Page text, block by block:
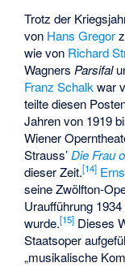
Trotz der
von Hans Gregor
wie von Richard
Wagners Parsifal
Franz Schalk war
teilte diesen
Jahren von 1919
Wiener
Strauss’Die Frau
dieser Zeit.[14]
seine Zwölfton-
Uraufführung
wurde.[15] Dieses
Staatsoper
„musikalische